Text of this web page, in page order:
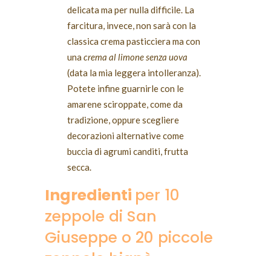
delicata ma per nulla difficile. La
farcitura, invece, non sarà con la
classica crema pasticciera ma con
unacrema al limone senza uova
(data la mia leggera intolleranza).
Potete infine guarnirle con le
amarene sciroppate, come da
tradizione, oppure scegliere
decorazioni alternative come
buccia di agrumi canditi, frutta
secca.
Ingredienti per 10
zeppole di San
Giuseppe o 20 piccole